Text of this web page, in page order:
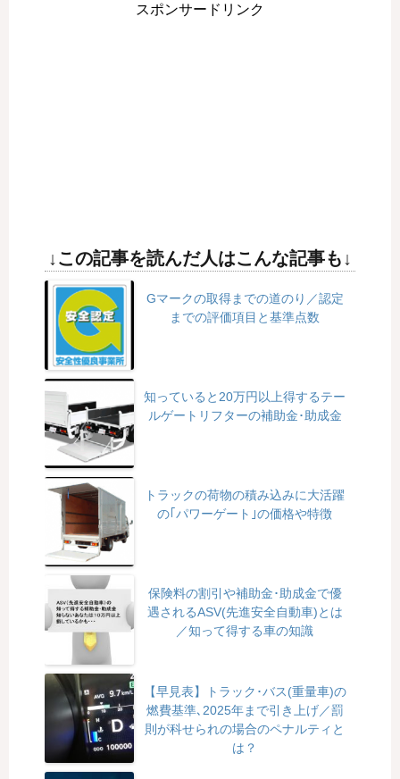
スポンサードリンク
↓この記事を読んだ人はこんな記事も↓
Gマークの取得までの道のり／認定
までの評価項目と基準点数
知っていると20万円以上得するテー
ルゲートリフターの補助金･助成金
トラックの荷物の積み込みに大活躍
の｢パワーゲート｣の価格や特徴
保険料の割引や補助金･助成金で優
遇されるASV(先進安全自動車)とは
／知って得する車の知識
【早見表】トラック･バス(重量車)の
燃費基準､2025年まで引き上げ／罰
則が科せられの場合のペナルティと
は？